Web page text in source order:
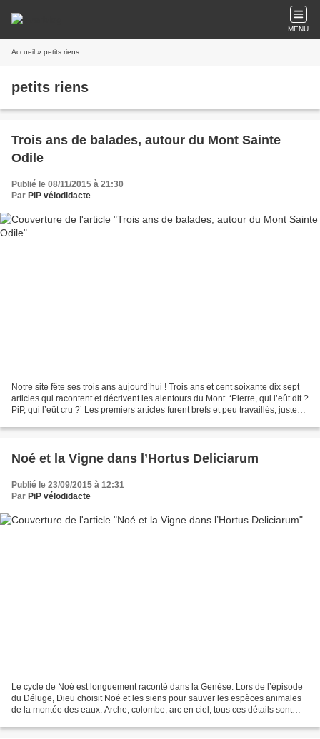
MENU
Accueil » petits riens
petits riens
Trois ans de balades, autour du Mont Sainte
Odile
Publié le 08/11/2015 à 21:30
Par PiP vélodidacte
Notre site fête ses trois ans aujourd’hui ! Trois ans et cent soixante dix sept
articles qui racontent et décrivent les alentours du Mont. ‘Pierre, qui l’eût dit ?
PiP, qui l’eût cru ?’ Les premiers articles furent brefs et peu travaillés, juste
Noé et la Vigne dans l’Hortus Deliciarum
Publié le 23/09/2015 à 12:31
Par PiP vélodidacte
Le cycle de Noé est longuement raconté dans la Genèse. Lors de l’épisode
du Déluge, Dieu choisit Noé et les siens pour sauver les espèces animales
de la montée des eaux. Arche, colombe, arc en ciel, tous ces détails sont